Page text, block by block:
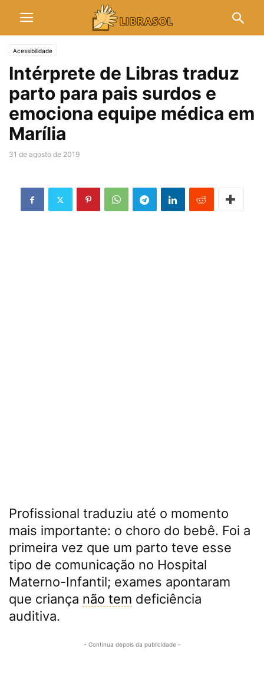
Acessibilidade
Intérprete de Libras traduz
parto para pais surdos e
emociona equipe médica em
Marília
31 de agosto de 2019
Profissional traduziu até o momento
mais importante: o choro do bebê. Foi a
primeira vez que um parto teve esse
tipo de comunicação no Hospital
Materno-Infantil; exames apontaram
que criança não tem deficiência
auditiva.
- Continua depois da publicidade -